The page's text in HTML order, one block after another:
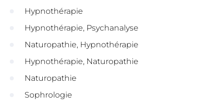
Hypnothérapie
Hypnothérapie, Psychanalyse
Naturopathie, Hypnothérapie
Hypnothérapie, Naturopathie
Naturopathie
Sophrologie